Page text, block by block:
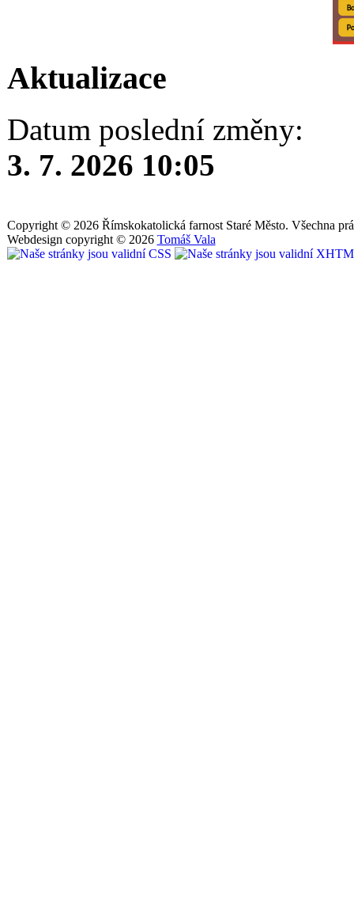
Aktualizace
Datum poslední změny:
3. 7. 2026 10:05
Copyright © 2026 Římskokatolická farnost Staré Město. Všechna
Webdesign copyright © 2026 Tomáš Vala